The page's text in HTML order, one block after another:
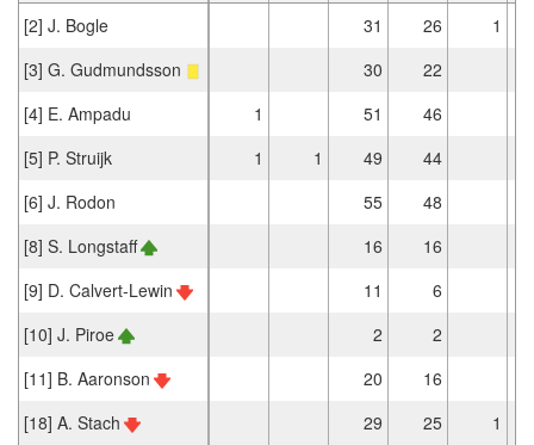
[2] J. Bogle 31 26
1
[3] G. Gudmundsson
30
22
[4] E. Ampadu
1 51
46
[5] P. Struijk
1 1 49
44
[6] J. Rodon
55
48
[8] S. Longstaff
16
16
[9] D. Calvert-Lewin
11
6
[10] J. Piroe
2
2
[11] B. Aaronson
20
16
[18] A. Stach
29 25
1